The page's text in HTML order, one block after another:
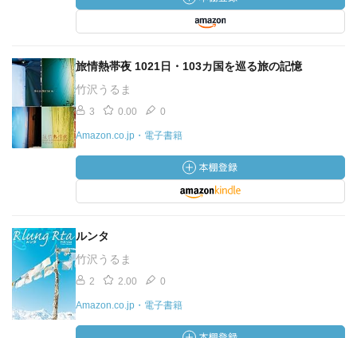
旅情熱帯夜 1021日・103カ国を巡る旅の記憶
竹沢うるま
3 0.00 0
Amazon.co.jp・電子書籍
ルンタ
竹沢うるま
2 2.00 0
Amazon.co.jp・電子書籍